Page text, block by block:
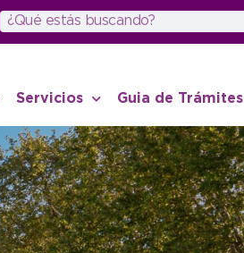
Servicios Guia de Trámites